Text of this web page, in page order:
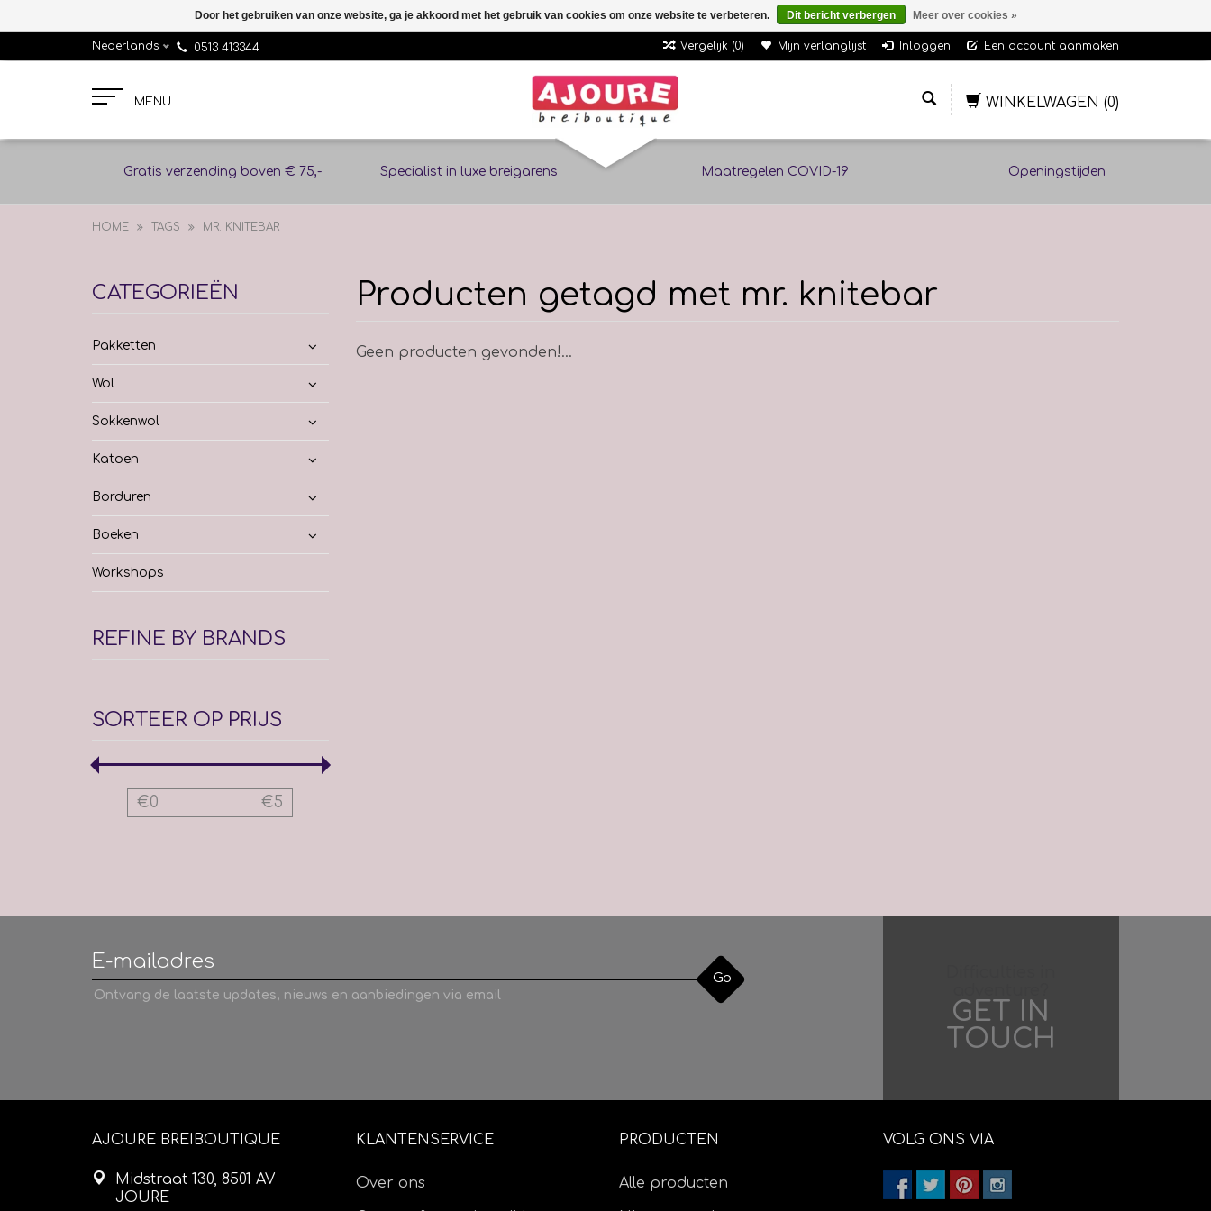
Nederlands 0513 413344 Vergelijk (0) Mijn verlanglijst Inloggen Een account aanmaken
MENU WINKELWAGEN (0)
Gratis verzending boven € 75,- Specialist in luxe breigarens Maatregelen COVID-19 Openingstijden
HOME TAGS MR. KNITEBAR
CATEGORIEËN
Pakketten
Wol
Sokkenwol
Katoen
Borduren
Boeken
Workshops
REFINE BY BRANDS
SORTEER OP PRIJS
€0 €5
Producten getagd met mr. knitebar
Geen producten gevonden!...
Go
Ontvang de laatste updates, nieuws en aanbiedingen via email
GET IN
TOUCH
AJOURE BREIBOUTIQUE
Midstraat 130, 8501 AV
JOURE
KLANTENSERVICE
Over ons
PRODUCTEN
Alle producten
VOLG ONS VIA
Door het gebruiken van onze website, ga je akkoord met het gebruik van cookies om onze website te verbeteren. Dit bericht verbergen Meer over cookies »